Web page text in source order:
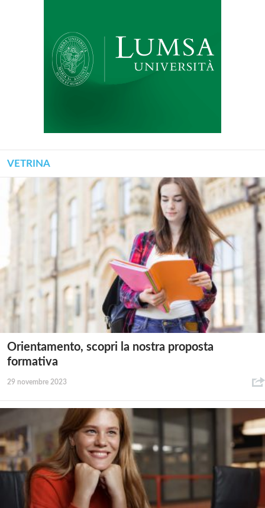
VETRINA
Orientamento, scopri la nostra proposta
formativa
29 novembre 2023